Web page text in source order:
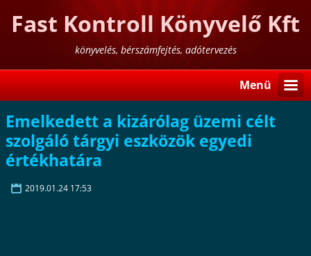
Fast Kontroll Könyvelő Kft
könyvelés, bérszámfejtés, adótervezés
Menü
Emelkedett a kizárólag üzemi célt
szolgáló tárgyi eszközök egyedi
értékhatára
2019.01.24 17:53